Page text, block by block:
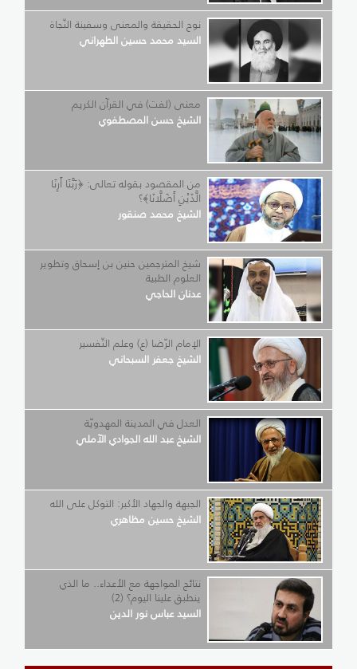
نوح الحقيقة والمعنى وسفينة النّجاة
السيد محمد حسين الطهراني
معنى (لفت) في القرآن الكريم
الشيخ حسن المصطفوي
من المقصود بقوله تعالى: ﴿رَبَّنَا أَرِنَا
الَّذَيْنِ أَضَلَّانَا﴾؟
الشيخ محمد صنقور
شيخ المترجمين حنين بن إسحاق وتطوير
العلوم الطبية
عدنان الحاجي
الإمام الرّضا (ع) وعلم التّفسير
الشيخ جعفر السبحاني
العدل في المدينة المهدويّة
الشيخ عبد الله الجوادي الآملي
الجبهة والجهاد الأكبر: التوكل على الله
الشيخ حسين مظاهري
نتائج المواجهة مع الأعداء.. ما الذي
ينطبق علينا اليوم؟ (2)
السيد عباس نور الدين